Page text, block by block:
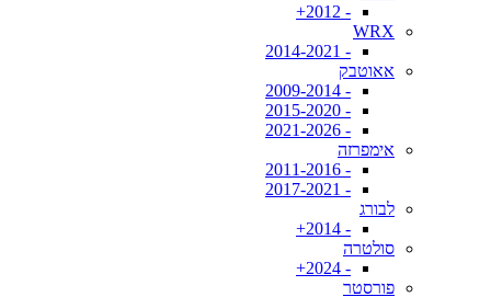
- 2012+
WRX
- 2014-2021
אאוטבק
- 2009-2014
- 2015-2020
- 2021-2026
אימפרזה
- 2011-2016
- 2017-2021
לבורג
- 2014+
סולטרה
- 2024+
פורסטר